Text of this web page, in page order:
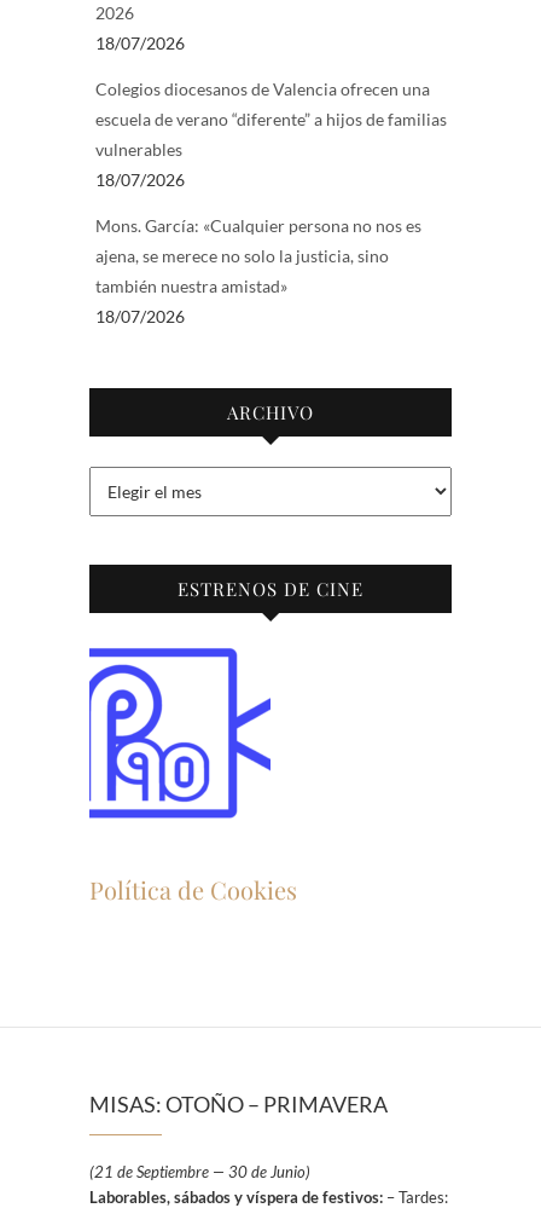
2026
18/07/2026
Colegios diocesanos de Valencia ofrecen una
escuela de verano “diferente” a hijos de familias
vulnerables
18/07/2026
Mons. García: «Cualquier persona no nos es
ajena, se merece no solo la justicia, sino
también nuestra amistad»
18/07/2026
ARCHIVO
ESTRENOS DE CINE
Política de Cookies
MISAS: OTOÑO – PRIMAVERA
(21 de Septiembre — 30 de Junio)
Laborables, sábados y víspera de festivos: – Tardes: